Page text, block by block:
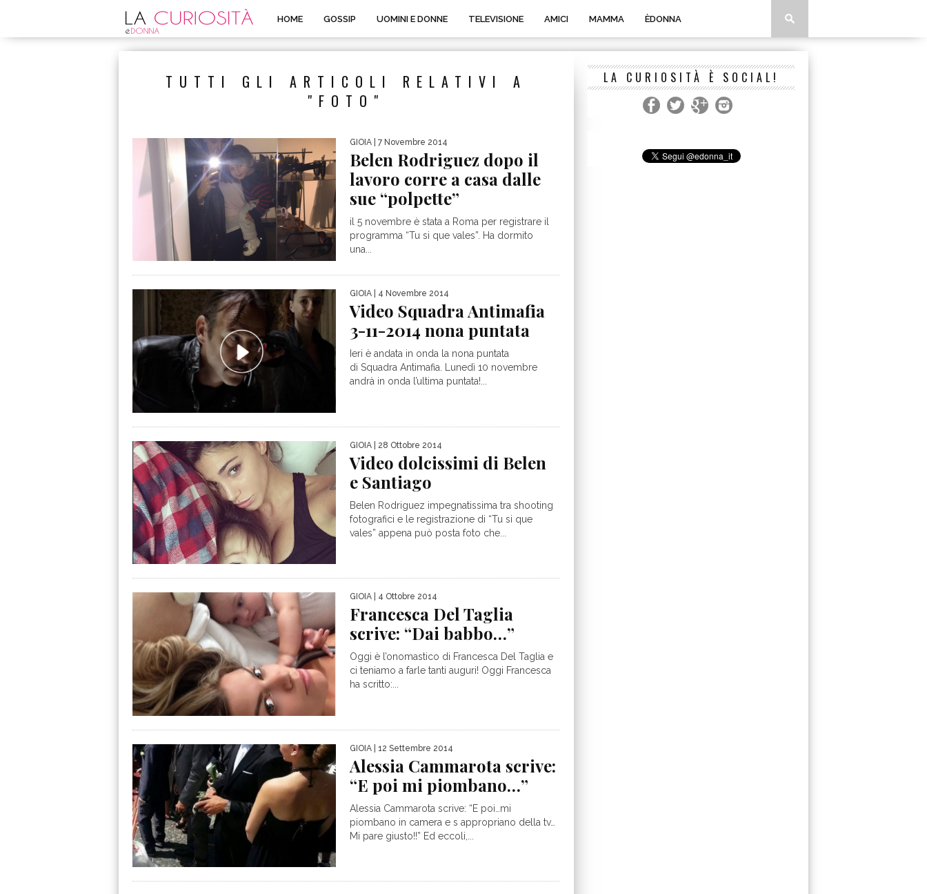
HOME GOSSIP UOMINI E DONNE TELEVISIONE AMICI MAMMA ÈDONNA
TUTTI GLI ARTICOLI RELATIVI A
"FOTO"
GIOIA | 7 Novembre 2014
Belen Rodriguez dopo il
lavoro corre a casa dalle
sue “polpette”
il 5 novembre è stata a Roma per registrare il
programma “Tu si que vales”. Ha dormito
una...
GIOIA | 4 Novembre 2014
Video Squadra Antimafia
3-11-2014 nona puntata
Ieri è andata in onda la nona puntata
di Squadra Antimafia. Lunedì 10 novembre
andrà in onda l’ultima puntata!...
GIOIA | 28 Ottobre 2014
Video dolcissimi di Belen
e Santiago
Belen Rodriguez impegnatissima tra shooting
fotografici e le registrazione di “Tu si que
vales” appena può posta foto che...
GIOIA | 4 Ottobre 2014
Francesca Del Taglia
scrive: “Dai babbo…”
Oggi è l’onomastico di Francesca Del Taglia e
ci teniamo a farle tanti auguri! Oggi Francesca
ha scritto:...
GIOIA | 12 Settembre 2014
Alessia Cammarota scrive:
“E poi mi piombano…”
Alessia Cammarota scrive: “E poi…mi
piombano in camera e s appropriano della tv…
Mi pare giusto!!” Ed eccoli,...
LA CURIOSITÀ È SOCIAL!